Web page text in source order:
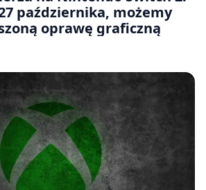
października, możemy
oprawę graficzną